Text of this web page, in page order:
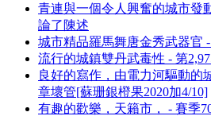
青連與一個令人興奮的城市發
論了陳述
城市精品羅馬舞唐金秀武器官
流行的城鎮雙丹武毒性 - 第
良好的寫作，由電力河驅動的
章壞管[蘇珊銀橙果2020加4/10]
有趣的歡樂，天籟市， - 賽季